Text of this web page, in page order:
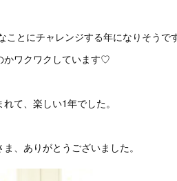
とにチャレンジする年になりそうです
かワクワクしています♡
て、楽しい1年でした。
、ありがとうございました。